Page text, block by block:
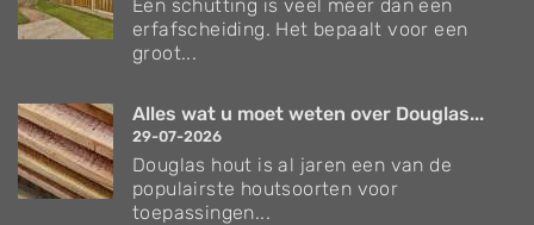
Een schutting is veel meer dan een
erfafscheiding. Het bepaalt voor een
groot...
Alles wat u moet weten over Douglas...
29-07-2026
Douglas hout is al jaren een van de
populairste houtsoorten voor
toepassingen...